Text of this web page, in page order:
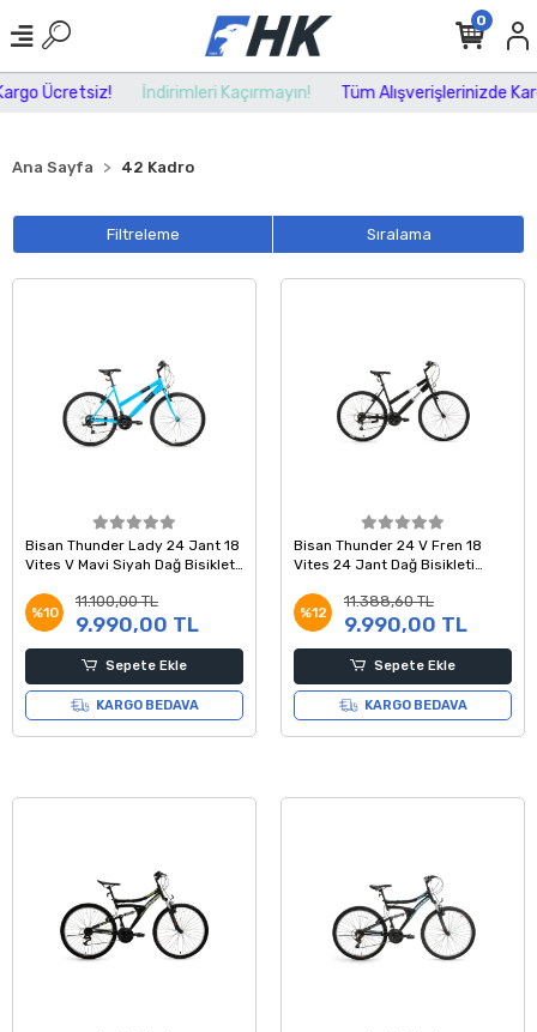
Ücretsiz! İndirimleri Kaçırmayın! Tüm Alışverişlerinizde
0
Ana Sayfa 42 Kadro
Filtreleme Sıralama
Bisan Thunder Lady 24 Jant 18
Vites V Mavi Siyah Dağ Bisikleti
%10
11.100,00 TL
9.990,00 TL
Sepete Ekle
KARGO BEDAVA
Bisan Thunder 24 V Fren 18
Vites 24 Jant Dağ Bisikleti
%12
11.388,60 TL
9.990,00 TL
Sepete Ekle
KARGO BEDAVA